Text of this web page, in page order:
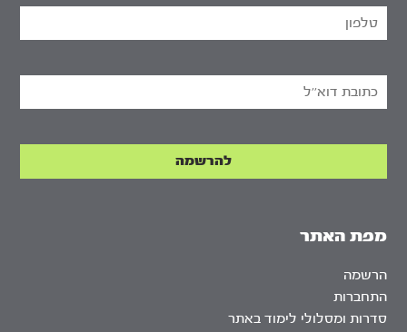
מפת האתר
הרשמה
התחברות
סדרות ומסלולי לימוד באתר